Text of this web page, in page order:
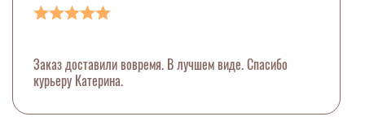
Заказ доставили вовремя. В лучшем виде. Спасибо
курьеру Катерина.